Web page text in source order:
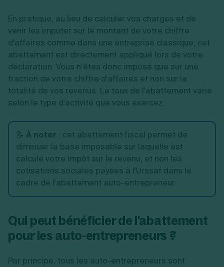
En pratique, au lieu de calculer vos charges et de
venir les imputer sur le montant de votre chiffre
d'affaires comme dans une entreprise classique, cet
abattement est directement appliqué lors de votre
déclaration. Vous n’êtes donc imposé que sur une
fraction de votre chiffre d'affaires et non sur la
totalité de vos revenus. Le taux de l'abattement varie
selon le type d'activité que vous exercez.
📝 À noter : cet abattement fiscal permet de
diminuer la base imposable sur laquelle est
calculé votre impôt sur le revenu, et non les
cotisations sociales payées à l'Urssaf dans le
cadre de l'abattement auto-entrepreneur.
Qui peut bénéficier de l'abattement
pour les auto-entrepreneurs ?
Par principe, tous les auto-entrepreneurs sont